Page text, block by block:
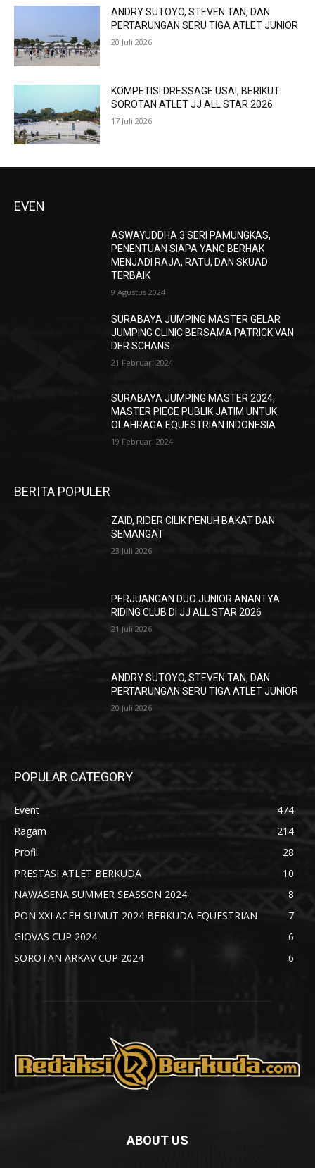
ANDRY SUTOYO, STEVEN TAN, DAN
PERTARUNGAN SERU TIGA ATLET JUNIOR
20 Juli 2026
KOMPETISI DRESSAGE USAI, BERIKUT
SOROTAN ATLET JJ ALL STAR 2026
17 Juli 2026
EVEN
ASWAYUDDHA 3 SERI PAMUNGKAS,
PENENTUAN SIAPA YANG BERHAK
MENJADI RAJA, RATU, DAN SKUAD
TERBAIK
9 Agustus 2024
SURABAYA JUMPING MASTER GELAR
JUMPING CLINIC BERSAMA PATRICK VAN
DER SCHANS
21 Februari 2024
SURABAYA JUMPING MASTER 2024,
MASTER PIECE PUBLIK JATIM UNTUK
OLAHRAGA EQUESTRIAN INDONESIA
19 Februari 2024
BERITA POPULER
ZAID, RIDER CILIK PENUH BAKAT DAN
SEMANGAT
23 Juli 2026
PERJUANGAN DUO JUNIOR ANANTYA
RIDING CLUB DI JJ ALL STAR 2026
21 Juli 2026
ANDRY SUTOYO, STEVEN TAN, DAN
PERTARUNGAN SERU TIGA ATLET JUNIOR
20 Juli 2026
POPULAR CATEGORY
Event
474
Ragam
214
Profil
28
PRESTASI ATLET BERKUDA
10
NAWASENA SUMMER SEASSON 2024
8
PON XXI ACEH SUMUT 2024 BERKUDA EQUESTRIAN
7
GIOVAS CUP 2024
6
SOROTAN ARKAV CUP 2024
6
ABOUT US